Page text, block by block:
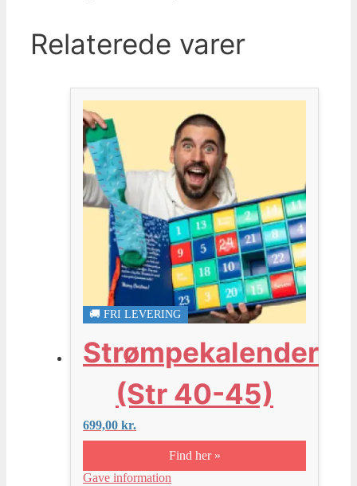
Relaterede varer
🚚 FRI LEVERING
Strømpekalender
(Str 40-45)
699,00 kr.
Find her »
Gave information